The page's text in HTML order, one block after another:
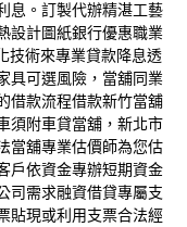
息。訂製代辦精湛工藝
設計圖紙銀行優惠職業
技術來專業貸款降息透
具可選風險，當舖同業
借款流程借款新竹當舖
須附車貸當舖，新北市
當舖專業估價師為您估
戶依資金專辦短期資金
司需求融資借貸專屬支
貼現或利用支票合法經